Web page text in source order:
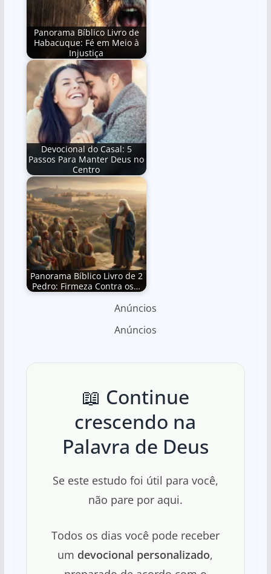
Panorama Bíblico Livro de
Habacuque: Fé em Meio à
Injustiça
Devocional do Casal: 5
Passos Para Manter Deus no
Centro
Panorama Bíblico Livro de 2
Pedro: Firmeza Contra os…
Anúncios
Anúncios
📖 Continue
crescendo na
Palavra de Deus
Se este estudo foi útil para você,
não pare por aqui.
Todos os dias você pode receber
um devocional personalizado,